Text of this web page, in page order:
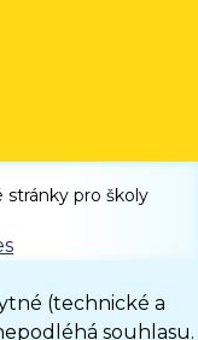
stránky pro školy
(technické a
souhlasu.